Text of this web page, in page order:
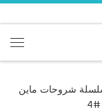
Skip to content
شروحات ماين